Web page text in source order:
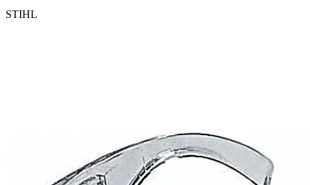
STIHL